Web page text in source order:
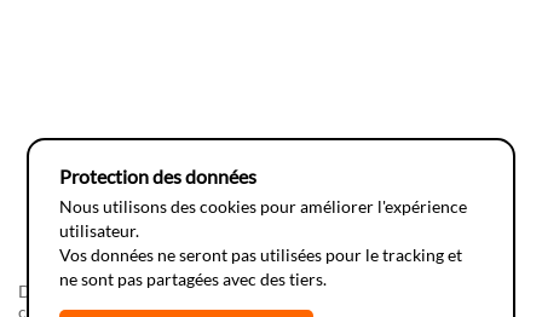
Do-it-yourSciences, une réalisation de la fondation
collaboration avecl'Espace des Inventions
Protection des données
Nous utilisons des cookies pour améliorer l'expérience
utilisateur.
Vos données ne seront pas utilisées pour le tracking et
ne sont pas partagées avec des tiers.